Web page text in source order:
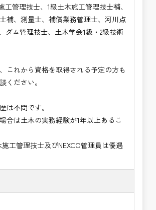
工管理技士、1級土木施工管理技士補、
補、測量士、補償業務管理士、河川点
ダム管理技士、土木学会1級・2級技術
これから資格を取得される予定の方も
ください。
は不問です。
合は土木の実務経験が1年以上あるこ
施工管理技士及びNEXCO管理員は優遇